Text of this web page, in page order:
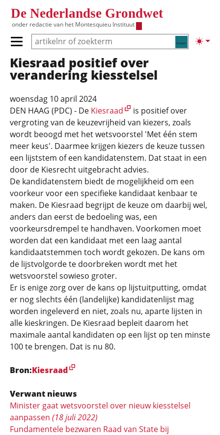
De Nederlandse Grondwet
onder redactie van het Montesquieu Instituut
Zoeken
Primair menu tonen/verbergen
Hoofdnavigatie
Kiesraad positief over
verandering kiesstelsel
woensdag 10 april 2024
DEN HAAG (PDC) - De Kiesraad
is positief over
vergroting van de keuzevrijheid van kiezers, zoals
wordt beoogd met het wetsvoorstel 'Met één stem
meer keus'. Daarmee krijgen kiezers de keuze tussen
een lijststem of een kandidatenstem. Dat staat in een
door de Kiesrecht uitgebracht advies.
De kandidatenstem biedt de mogelijkheid om een
voorkeur voor een specifieke kandidaat kenbaar te
maken. De Kiesraad begrijpt de keuze om daarbij wel,
anders dan eerst de bedoeling was, een
voorkeursdrempel te handhaven. Voorkomen moet
worden dat een kandidaat met een laag aantal
kandidaatstemmen toch wordt gekozen. De kans om
de lijstvolgorde te doorbreken wordt met het
wetsvoorstel sowieso groter.
Er is enige zorg over de kans op lijstuitputting, omdat
er nog slechts één (landelijke) kandidatenlijst mag
worden ingeleverd en niet, zoals nu, aparte lijsten in
alle kieskringen. De Kiesraad bepleit daarom het
maximale aantal kandidaten op een lijst op ten minste
100 te brengen. Dat is nu 80.
Bron:Kiesraad
Verwant nieuws
Minister gaat wetsvoorstel over nieuw kiesstelsel
aanpassen (18 juli 2022)
Fundamentele bezwaren Raad van State bij